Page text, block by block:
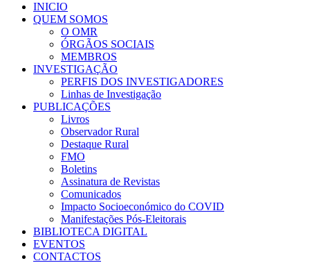
INICIO
QUEM SOMOS
O OMR
ÓRGÃOS SOCIAIS
MEMBROS
INVESTIGAÇÃO
PERFIS DOS INVESTIGADORES
Linhas de Investigação
PUBLICAÇÕES
Livros
Observador Rural
Destaque Rural
FMO
Boletins
Assinatura de Revistas
Comunicados
Impacto Socioeconómico do COVID
Manifestações Pós-Eleitorais
BIBLIOTECA DIGITAL
EVENTOS
CONTACTOS